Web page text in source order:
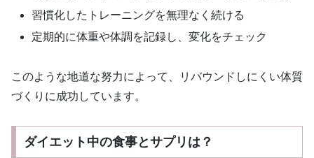
習慣化したトレーニングを無理なく続ける
定期的に体重や体調を記録し、変化をチェック
このような地道な努力によって、リバウンドしにくい体質
づくりに成功しています。
ダイエット中の食事とサプリは？